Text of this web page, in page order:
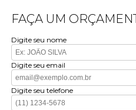
FAÇA UM
Digite seu nome
Digite seu email
Digite seu telefone